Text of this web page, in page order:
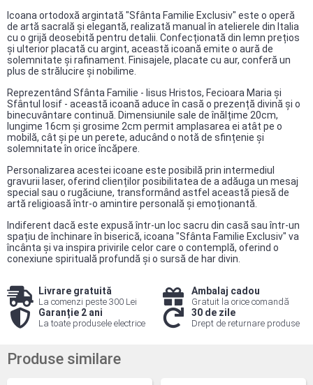
Icoana ortodoxă argintată "Sfânta Familie Exclusiv" este o operă
de artă sacrală și elegantă, realizată manual în atelierele din Italia
cu o grijă deosebită pentru detalii. Confecționată din lemn prețios
și ulterior placată cu argint, această icoană emite o aură de
solemnitate și rafinament. Finisajele, placate cu aur, conferă un
plus de strălucire și nobilime.
Reprezentând Sfânta Familie - Iisus Hristos, Fecioara Maria și
Sfântul Iosif - această icoană aduce în casă o prezență divină și o
binecuvântare continuă. Dimensiunile sale de înălțime 20cm,
lungime 16cm și grosime 2cm permit amplasarea ei atât pe o
mobilă, cât și pe un perete, aducând o notă de sfințenie și
solemnitate în orice încăpere.
Personalizarea acestei icoane este posibilă prin intermediul
gravurii laser, oferind clienților posibilitatea de a adăuga un mesaj
special sau o rugăciune, transformând astfel această piesă de
artă religioasă într-o amintire personală și emoționantă.
Indiferent dacă este expusă într-un loc sacru din casă sau într-un
spațiu de închinare în biserică, icoana "Sfânta Familie Exclusiv" va
încânta și va inspira privirile celor care o contemplă, oferind o
conexiune spirituală profundă și o sursă de har divin.
Livrare gratuită
La comenzi peste 300 Lei
Ambalaj cadou
Gratuit la orice comandă
Garanție 2 ani
La toate produsele electrice
30 de zile
Drept de returnare produse
Produse similare